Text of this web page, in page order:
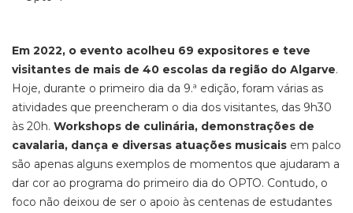
Em 2022, o evento acolheu 69 expositores e teve
visitantes de mais de 40 escolas da região do Algarve.
Hoje, durante o primeiro dia da 9.ª edição, foram várias as
atividades que preencheram o dia dos visitantes, das 9h30
às 20h. Workshops de culinária, demonstrações de
cavalaria, dança e diversas atuações musicais em palco
são apenas alguns exemplos de momentos que ajudaram a
dar cor ao programa do primeiro dia do OPTO. Contudo, o
foco não deixou de ser o apoio às centenas de estudantes